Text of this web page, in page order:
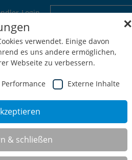
Login
Schweiz
Shop
✕
verwendet. Einige davon
es uns andere ermöglichen,
Webseite zu verbessern.
Externe Inhalte
& schließen